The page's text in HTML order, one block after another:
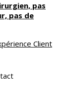
pas
pas de
Client